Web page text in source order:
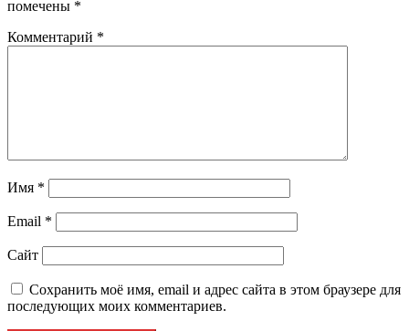
помечены *
Комментарий *
Имя *
Email *
Сайт
Сохранить моё имя, email и адрес сайта в этом браузере для
последующих моих комментариев.